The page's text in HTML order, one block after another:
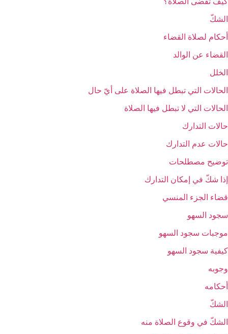
الشكّ
أحكام لصلاة القضاء
القضاء عن الوالد
الخلل‏
الحالات التي تبطل فيها الصلاة على أيّ حال‏
الحالات التي لا تبطل فيها الصلاة
حالات التدارك
حالات عدم التدارك
توضيح مصطلحات
إذا شكّ في إمكان التدارك
قضاء الجزء المنسي
سجود السهو
موجبات سجود السهو
كيفية سجود السهو
وجوبه
أحكامه
الشكّ‏
الشكّ في وقوع الصلاة منه‏